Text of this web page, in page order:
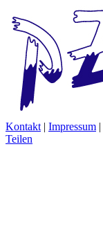
Kontakt | Impressum |
Teilen